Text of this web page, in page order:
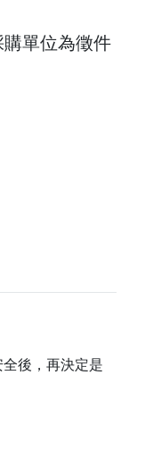
單位為徵件
後，再決定是